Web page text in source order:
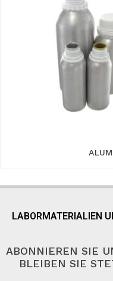
LABORMATERIALIEN
ABONNIEREN SIE
BLEIBEN SIE